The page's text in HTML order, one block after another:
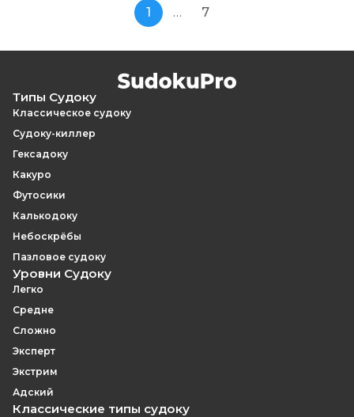
1 … 7
Типы Судоку
Классическое судоку
Судоку-киллер
Гексадоку
Какуро
Футосики
Калькодоку
Небоскрёбы
Пазловое судоку
Уровни Судоку
Легко
Средне
Сложно
Эксперт
Экстрим
Адский
Классические типы судоку